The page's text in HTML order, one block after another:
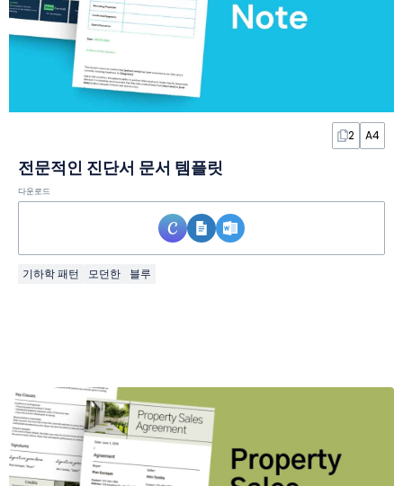
2 A4
전문적인 진단서 문서 템플릿
다운로드
기하학 패턴 모던한 블루